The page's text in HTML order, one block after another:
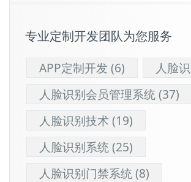
专业定制开发团队为您服务
APP定制开发 (6) 人脸
人脸识别会员管理系统(37)
人脸识别技术(19)
人脸识别系统(25)
人脸识别门禁系统(8)